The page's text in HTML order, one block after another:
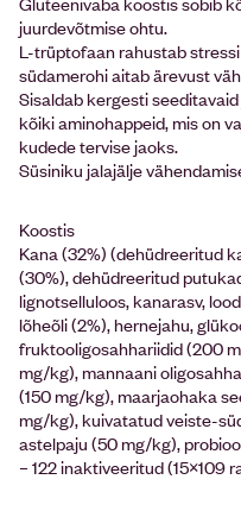
juurdevõtmise ohtu.
L-trüptofaan rahustab
südamerohi aitab ärevust
Sisaldab kergesti
kõiki aminohappeid, mis on
kudede tervise jaoks.
Süsiniku jalajälje
Koostis
Kana (32%) (dehüdreeritud
(30%), dehüdreeritud
lignotselluloos, kanarasv,
lõheõli (2%), hernejahu,
fruktooligosahhariidid (200
mg/kg), mannaani
(150 mg/kg), maarjaohaka
mg/kg), kuivatatud veiste-
astelpaju (50 mg/kg),
– 122 inaktiveeritud (15×109